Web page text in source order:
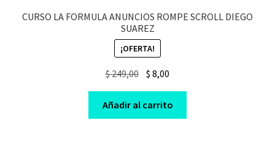
CURSO LA FORMULA ANUNCIOS ROMPE SCROLL DIEGO
SUAREZ
¡OFERTA!
$249,00 Original
was:
$ 249,00.
$ 8,00
is:
$ 8,00.
Añadir al carrito